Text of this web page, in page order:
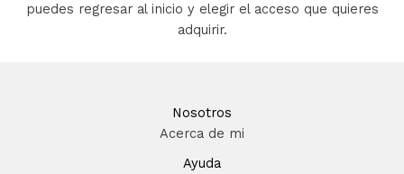
puedes regresar al inicio y elegir el acceso que quieres
adquirir.
Nosotros
Acerca de mi
Ayuda